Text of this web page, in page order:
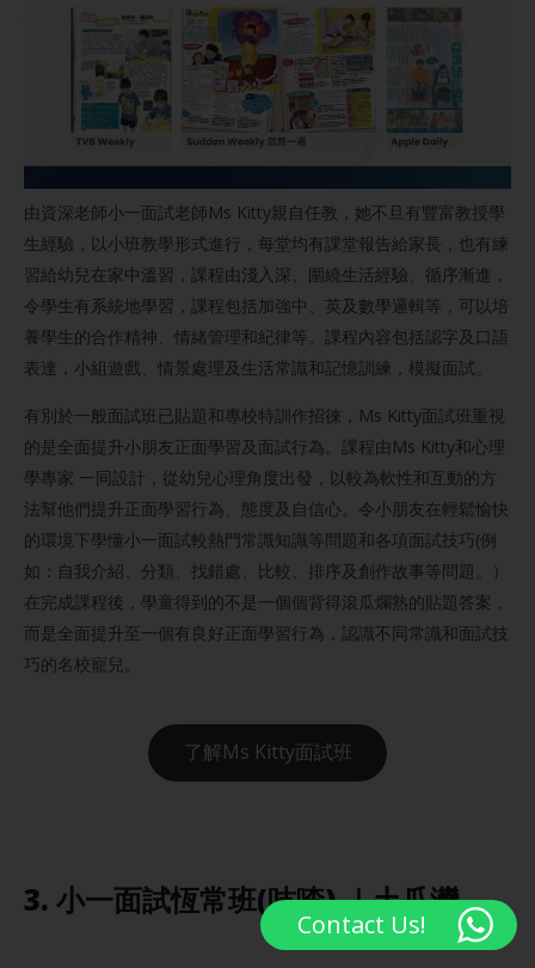
由資深老師小一面試老師Ms Kitty親自任教，她不旦有豐富教授學
生經驗，以小班教學形式進行，每堂均有課堂報告給家長，也有練
習給幼兒在家中溫習，課程由淺入深、圍繞生活經驗、循序漸進，
令學生有系統地學習，課程包括加強中、英及數學邏輯等，可以培
養學生的合作精神、情緒管理和紀律等。課程內容包括認字及口語
表達，小組遊戲、情景處理及生活常識和記憶訓練，模擬面試。
有別於一般面試班已貼題和專校特訓作招徠，Ms Kitty面試班重視
的是全面提升小朋友正面學習及面試行為。課程由Ms Kitty和心理
學專家 一同設計，從幼兒心理角度出發，以較為軟性和互動的方
法幫他們提升正面學習行為、態度及自信心。令小朋友在輕鬆愉快
的環境下學懂小一面試較熱門常識知識等問題和各項面試技巧(例
如：自我介紹、分類、找錯處、比較、排序及創作故事等問題。）
在完成課程後，學童得到的不是一個個背得滾瓜爛熟的貼題答案，
而是全面提升至一個有良好正面學習行為，認識不同常識和面試技
巧的名校寵兒。
了解Ms Kitty面試班
3. 小一面試恆常班(吱喳) ｜土瓜灣
Contact Us!